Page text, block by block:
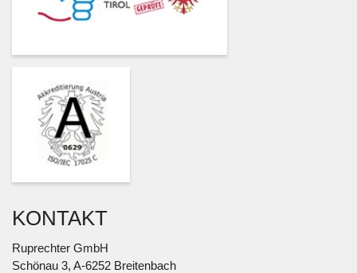
KONTAKT
Ruprechter GmbH
Schönau 3, A-6252 Breitenbach